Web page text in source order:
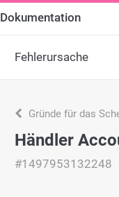
Dokumentation
Fehlerursache
Gründe für das
Händler
#1497953132248